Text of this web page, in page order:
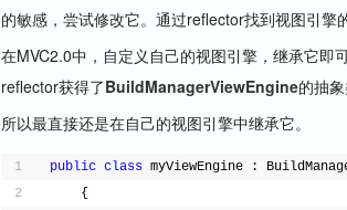
的敏感，尝试修改它。通过reflector找到视图引擎
在MVC2.0中，自定义自己的视图引擎，继承它
reflector获得了BuildManagerViewEngine的抽
所以最直接还是在自己的视图引擎中继承它。
1
2
public class myViewEngine :
{